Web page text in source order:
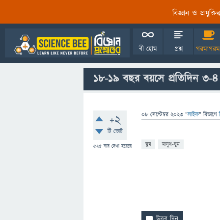
বিজ্ঞান ও
বী হোম প্রশ্ন
১৮-1৯ বছর বয়সে প্রতিদিন ৩-
+2
টি ভোট
525 বার দেখা হয়েছে
08 সেপ্টেম্বর 2023 "লাইফ" বিভাগে
ঘুম মানুষ-ঘুম